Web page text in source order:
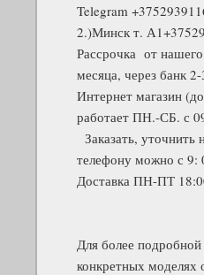
Telegram
2.)Минск т.
Рассрочка от
месяца, через банк
Интернет магазин
работает ПН.-СБ. с
Заказать, уточнить
телефону можно с 9:
Доставка ПН-ПТ
Для более
конкретных моделях